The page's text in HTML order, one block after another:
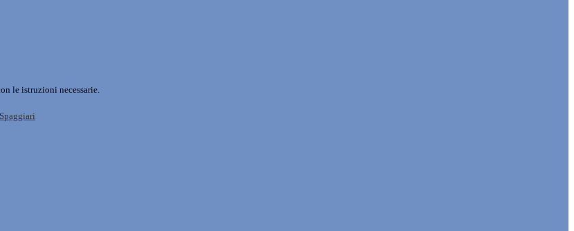
le istruzioni necessarie.